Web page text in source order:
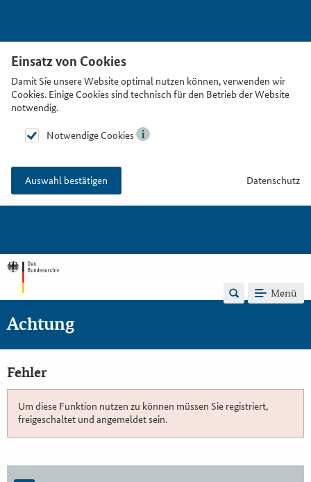
Einsatz von Cookies
Damit Sie unsere Website optimal nutzen können, verwenden wir
Cookies. Einige Cookies sind technisch für den Betrieb der Website
notwendig.
Notwendige Cookies
Auswahl bestätigen Datenschutz
Menü
Achtung
Fehler
Um diese Funktion nutzen zu können müssen Sie registriert,
freigeschaltet und angemeldet sein.